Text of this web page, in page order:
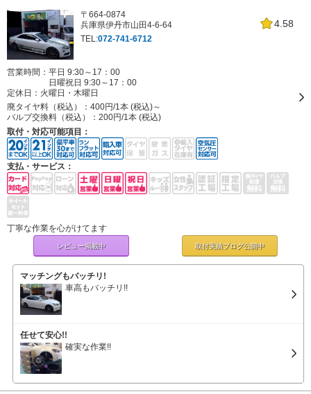
4.58
〒664-0874
兵庫県伊丹市山田4-6-64
TEL:072-741-6712
営業時間：平日 9:30～17：00
日曜祝日 9:30～17：00
定休日： 火曜日・木曜日
廃タイヤ料（税込）： 400円/1本 (税込)～
バルブ交換料（税込）： 200円/1本 (税込)
取付・対応可能項目：
支払・サービス：
丁寧な作業を心がけてます
レビュー掲載中 取付実績ブログ公開中
マッチングもバッチリ!
車高もバッチリ!!
任せて安心!!
確実な作業!!